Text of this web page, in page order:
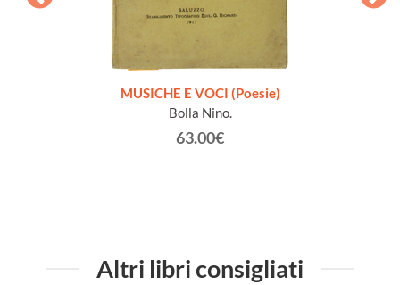
MUSICHE E VOCI (Poesie)
Bolla Nino.
63.00€
Altri libri consigliati